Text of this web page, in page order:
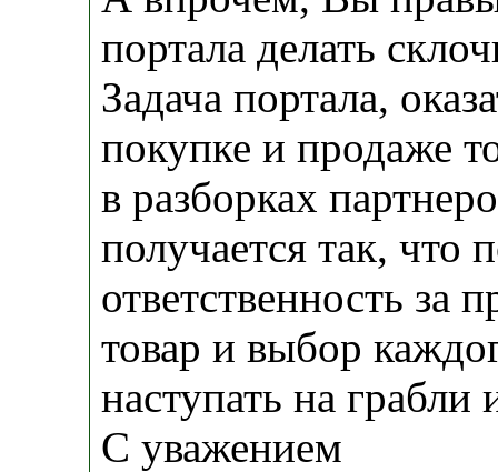
портала делать
Задача портала,
покупке и продаже
в разборках
получается так, что
ответственность за
товар и выбор
наступать на грабли
С уважением